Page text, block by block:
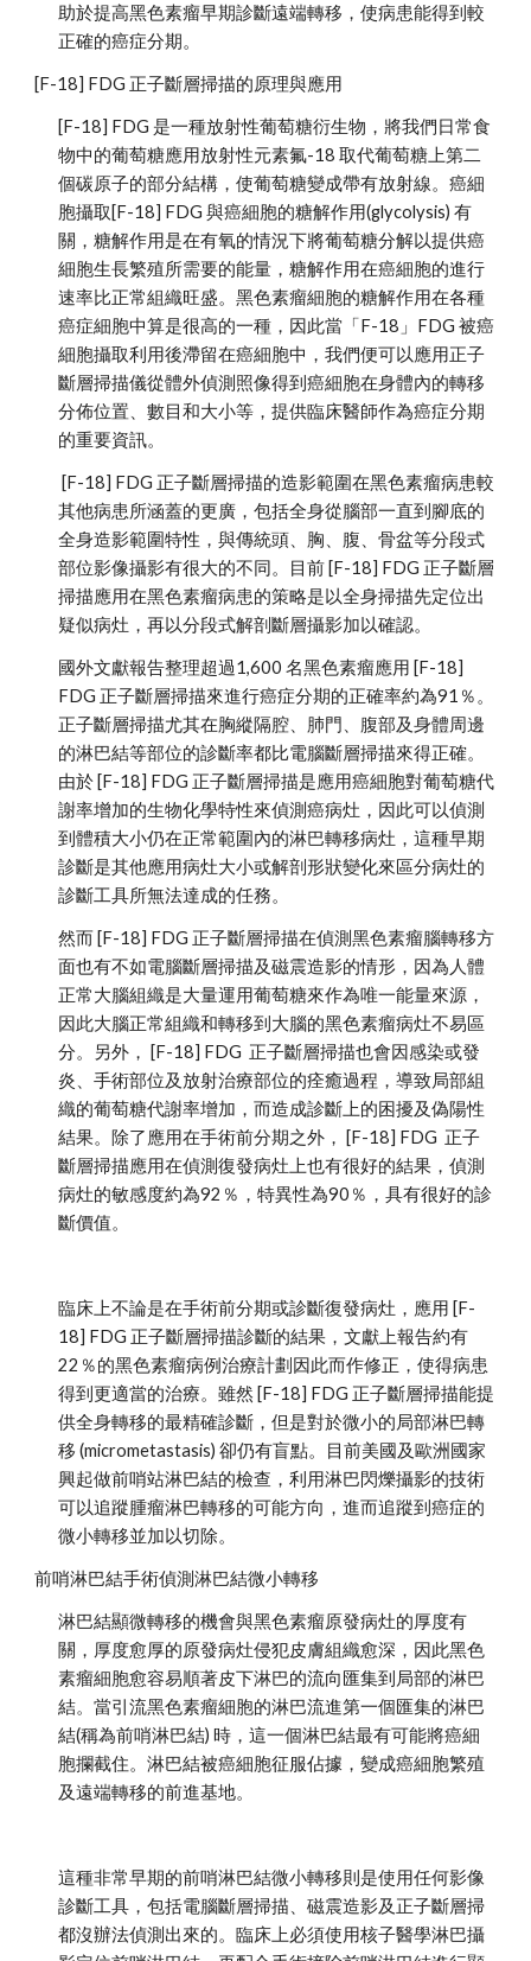
助於提高黑色素瘤早期診斷遠端轉移，使病患能得到較
正確的癌症分期。
[F-18] FDG 正子斷層掃描的原理與應用
[F-18] FDG 是一種放射性葡萄糖衍生物，將我們日常食
物中的葡萄糖應用放射性元素氟-18 取代葡萄糖上第二
個碳原子的部分結構，使葡萄糖變成帶有放射線。癌細
胞攝取[F-18] FDG 與癌細胞的糖解作用(glycolysis) 有
關，糖解作用是在有氧的情況下將葡萄糖分解以提供癌
細胞生長繁殖所需要的能量，糖解作用在癌細胞的進行
速率比正常組織旺盛。黑色素瘤細胞的糖解作用在各種
癌症細胞中算是很高的一種，因此當「F-18」FDG 被癌
細胞攝取利用後滯留在癌細胞中，我們便可以應用正子
斷層掃描儀從體外偵測照像得到癌細胞在身體內的轉移
分佈位置、數目和大小等，提供臨床醫師作為癌症分期
的重要資訊。
其他病患所涵蓋的更廣，包括全身從腦部一直到腳底的
全身造影範圍特性，與傳統頭、胸、腹、骨盆等分段式
部位影像攝影有很大的不同。目前 [F-18] FDG 正子斷層
掃描應用在黑色素瘤病患的策略是以全身掃描先定位出
疑似病灶，再以分段式解剖斷層攝影加以確認。
國外文獻報告整理超過1,600 名黑色素瘤應用 [F-18]
FDG 正子斷層掃描來進行癌症分期的正確率約為91％。
正子斷層掃描尤其在胸縱隔腔、肺門、腹部及身體周邊
的淋巴結等部位的診斷率都比電腦斷層掃描來得正確。
由於 [F-18] FDG 正子斷層掃描是應用癌細胞對葡萄糖代
謝率增加的生物化學特性來偵測癌病灶，因此可以偵測
到體積大小仍在正常範圍內的淋巴轉移病灶，這種早期
診斷是其他應用病灶大小或解剖形狀變化來區分病灶的
診斷工具所無法達成的任務。
然而 [F-18] FDG 正子斷層掃描在偵測黑色素瘤腦轉移方
面也有不如電腦斷層掃描及磁震造影的情形，因為人體
正常大腦組織是大量運用葡萄糖來作為唯一能量來源，
因此大腦正常組織和轉移到大腦的黑色素瘤病灶不易區
分。另外， [F-18] FDG  正子斷層掃描也會因感染或發
炎、手術部位及放射治療部位的痊癒過程，導致局部組
織的葡萄糖代謝率增加，而造成診斷上的困擾及偽陽性
結果。除了應用在手術前分期之外， [F-18] FDG  正子
斷層掃描應用在偵測復發病灶上也有很好的結果，偵測
病灶的敏感度約為92％，特異性為90％，具有很好的診
斷價值。
臨床上不論是在手術前分期或診斷復發病灶，應用 [F-
18] FDG 正子斷層掃描診斷的結果，文獻上報告約有
22％的黑色素瘤病例治療計劃因此而作修正，使得病患
得到更適當的治療。雖然 [F-18] FDG 正子斷層掃描能提
供全身轉移的最精確診斷，但是對於微小的局部淋巴轉
移 (micrometastasis) 卻仍有盲點。目前美國及歐洲國家
興起做前哨站淋巴結的檢查，利用淋巴閃爍攝影的技術
可以追蹤腫瘤淋巴轉移的可能方向，進而追蹤到癌症的
微小轉移並加以切除。
前哨淋巴結手術偵測淋巴結微小轉移
淋巴結顯微轉移的機會與黑色素瘤原發病灶的厚度有
關，厚度愈厚的原發病灶侵犯皮膚組織愈深，因此黑色
素瘤細胞愈容易順著皮下淋巴的流向匯集到局部的淋巴
結。當引流黑色素瘤細胞的淋巴流進第一個匯集的淋巴
結(稱為前哨淋巴結) 時，這一個淋巴結最有可能將癌細
胞攔截住。淋巴結被癌細胞征服佔據，變成癌細胞繁殖
及遠端轉移的前進基地。
這種非常早期的前哨淋巴結微小轉移則是使用任何影像
診斷工具，包括電腦斷層掃描、磁震造影及正子斷層掃
都沒辦法偵測出來的。臨床上必須使用核子醫學淋巴攝